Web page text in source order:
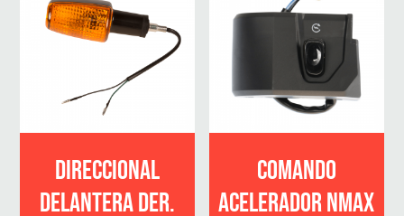
DIRECCIONAL
DELANTERA DER.
COMANDO
ACELERADOR NMAX